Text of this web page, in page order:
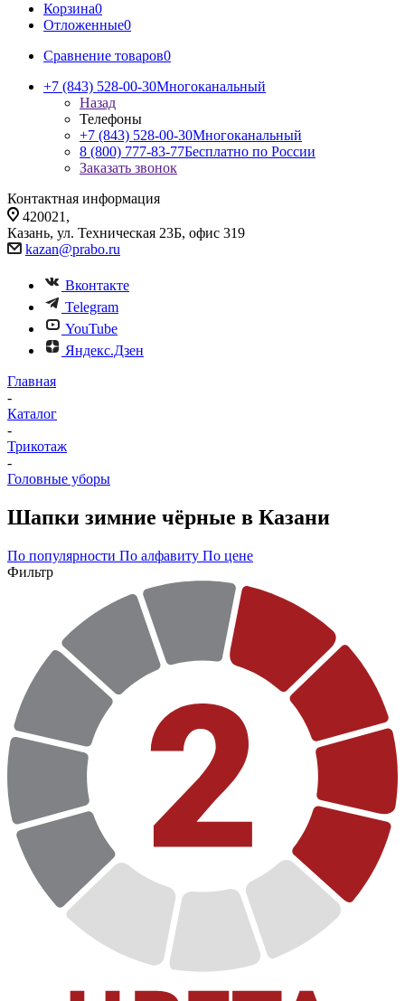
Корзина0
Отложенные0
Сравнение товаров0
+7 (843) 528-00-30Многоканальный
Назад
Телефоны
+7 (843) 528-00-30Многоканальный
8 (800) 777-83-77Бесплатно по России
Заказать звонок
Контактная информация
420021,
Казань, ул. Техническая 23Б, офис 319
kazan@prabo.ru
Вконтакте
Telegram
YouTube
Яндекс.Дзен
Главная
-
Каталог
-
Трикотаж
-
Головные уборы
Шапки зимние чёрные в Казани
По популярности По алфавиту По цене
Фильтр